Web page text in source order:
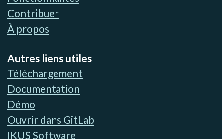
Contribuer
À propos
Autres liens utiles
Téléchargement
Documentation
Démo
Ouvrir dans GitLab
IKUS Software